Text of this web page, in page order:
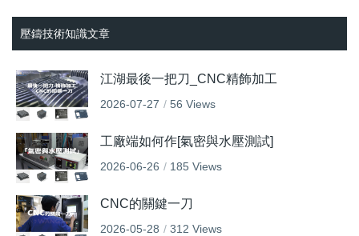
壓鑄技術知識文章
江湖最後一把刀_CNC精飾加工
2026-07-27 56 Views
工廠端如何作[氣密與水壓測試]
2026-06-26 185 Views
CNC的關鍵一刀
2026-05-28 312 Views